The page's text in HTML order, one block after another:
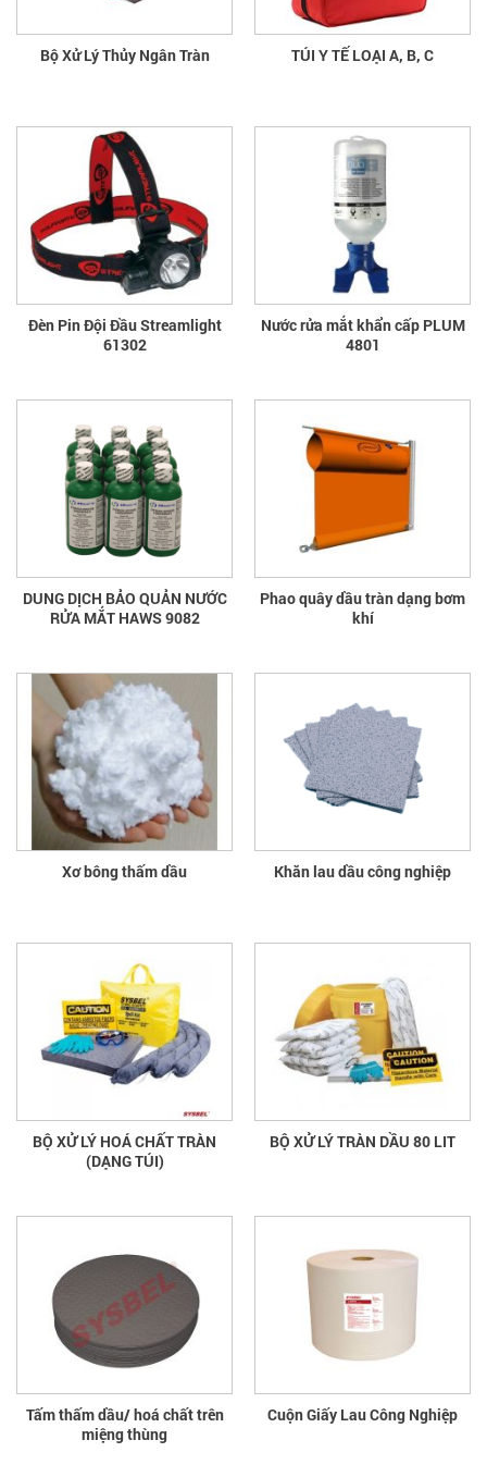
Bộ Xử Lý Thủy Ngân Tràn TÚI Y TẾ LOẠI A, B, C
Đèn Pin Đội Đầu Streamlight
61302
Nước rửa mắt khẩn cấp PLUM
4801
DUNG DỊCH BẢO QUẢN NƯỚC
RỬA MẮT HAWS 9082
Phao quây dầu tràn dạng bơm
khí
Xơ bông thấm dầu Khăn lau dầu công nghiệp
BỘ XỬ LÝ HOÁ CHẤT TRÀN
(DẠNG TÚI)
BỘ XỬ LÝ TRÀN DẦU 80 LIT
Tấm thấm dầu/ hoá chất trên
miệng thùng
Cuộn Giấy Lau Công Nghiệp